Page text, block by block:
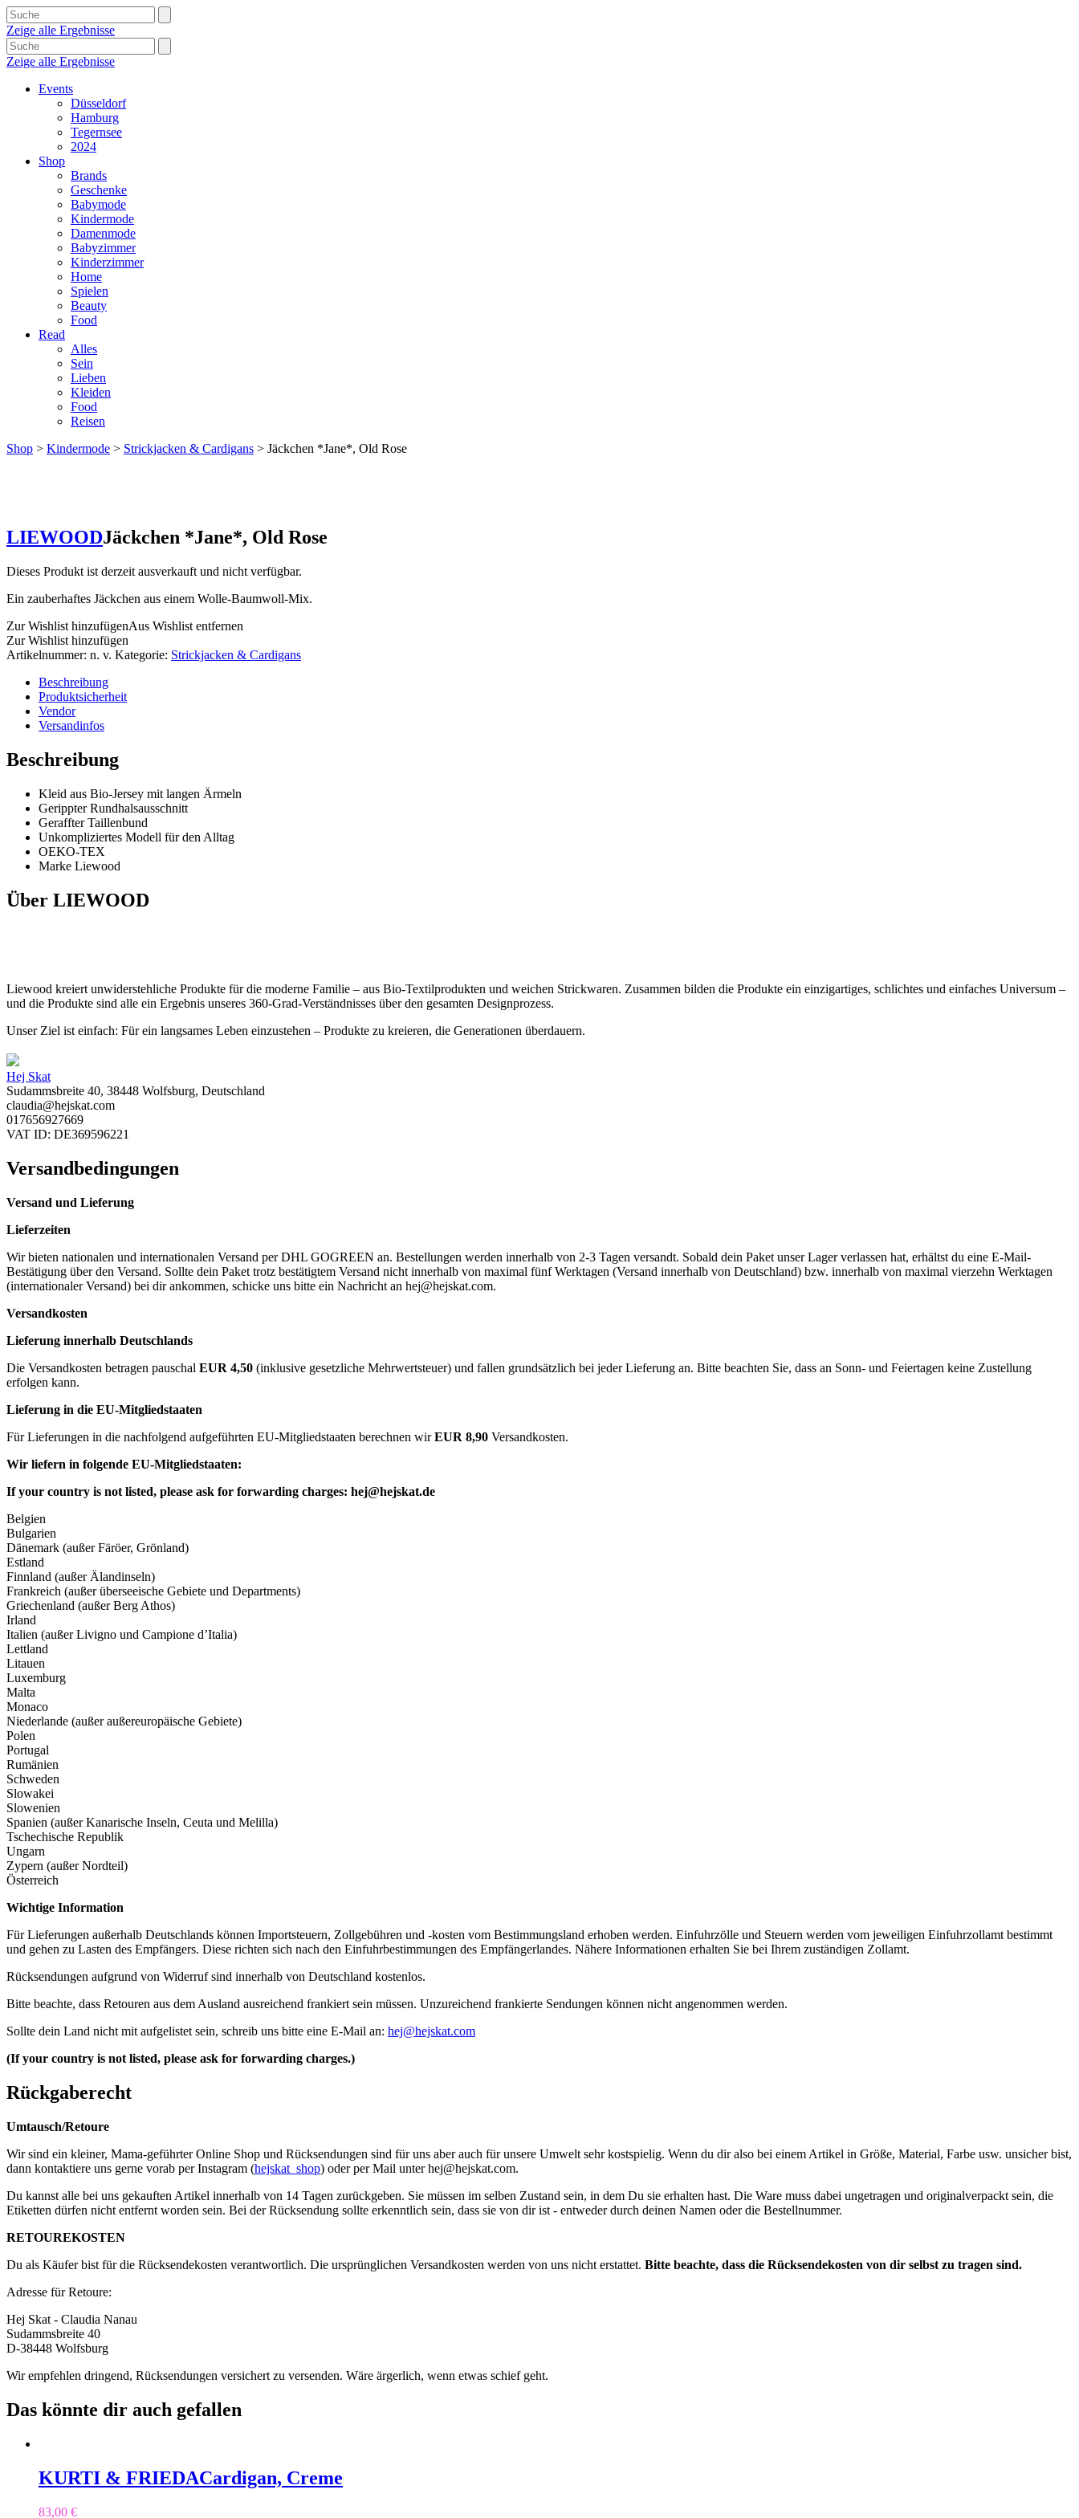
Zeige alle Ergebnisse
Zeige alle Ergebnisse
Events
Düsseldorf
Hamburg
Tegernsee
2024
Shop
Brands
Geschenke
Babymode
Kindermode
Damenmode
Babyzimmer
Kinderzimmer
Home
Spielen
Beauty
Food
Read
Alles
Sein
Lieben
Kleiden
Food
Reisen
Shop > Kindermode > Strickjacken & Cardigans > Jäckchen *Jane*, Old Rose
LIEWOODJäckchen *Jane*, Old Rose
Dieses Produkt ist derzeit ausverkauft und nicht verfügbar.
Ein zauberhaftes Jäckchen aus einem Wolle-Baumwoll-Mix.
Zur Wishlist hinzufügenAus Wishlist entfernen
Zur Wishlist hinzufügen
Artikelnummer: n. v. Kategorie: Strickjacken & Cardigans
Beschreibung
Produktsicherheit
Vendor
Versandinfos
Beschreibung
Kleid aus Bio-Jersey mit langen Ärmeln
Gerippter Rundhalsausschnitt
Geraffter Taillenbund
Unkompliziertes Modell für den Alltag
OEKO-TEX
Marke Liewood
Über LIEWOOD
Liewood kreiert unwiderstehliche Produkte für die moderne Familie – aus Bio-Textilprodukten und weichen Strickwaren. Zusammen bilden die Produkte ein einzigartiges, schlichtes und einfaches Universum –
und die Produkte sind alle ein Ergebnis unseres 360-Grad-Verständnisses über den gesamten Designprozess.
Unser Ziel ist einfach: Für ein langsames Leben einzustehen – Produkte zu kreieren, die Generationen überdauern.
Hej Skat
Sudammsbreite 40, 38448 Wolfsburg, Deutschland
claudia@hejskat.com
017656927669
VAT ID: DE369596221
Versandbedingungen
Versand und Lieferung
Lieferzeiten
Wir bieten nationalen und internationalen Versand per DHL GOGREEN an. Bestellungen werden innerhalb von 2-3 Tagen versandt. Sobald dein Paket unser Lager verlassen hat, erhältst du eine E-Mail-
Bestätigung über den Versand. Sollte dein Paket trotz bestätigtem Versand nicht innerhalb von maximal fünf Werktagen (Versand innerhalb von Deutschland) bzw. innerhalb von maximal vierzehn Werktagen
(internationaler Versand) bei dir ankommen, schicke uns bitte ein Nachricht an hej@hejskat.com.
Versandkosten
Lieferung innerhalb Deutschlands
Die Versandkosten betragen pauschal EUR 4,50 (inklusive gesetzliche Mehrwertsteuer) und fallen grundsätzlich bei jeder Lieferung an. Bitte beachten Sie, dass an Sonn- und Feiertagen keine Zustellung
erfolgen kann.
Lieferung in die EU-Mitgliedstaaten
Für Lieferungen in die nachfolgend aufgeführten EU-Mitgliedstaaten berechnen wirEUR 8,90 Versandkosten.
Wir liefern in folgende EU-Mitgliedstaaten:
If your country is not listed, please ask for forwarding charges: hej@hejskat.de
Belgien
Bulgarien
Dänemark (außer Färöer, Grönland)
Estland
Finnland (außer Älandinseln)
Frankreich (außer überseeische Gebiete und Departments)
Griechenland (außer Berg Athos)
Irland
Italien (außer Livigno und Campione d’Italia)
Lettland
Litauen
Luxemburg
Malta
Monaco
Niederlande (außer außereuropäische Gebiete)
Polen
Portugal
Rumänien
Schweden
Slowakei
Slowenien
Spanien (außer Kanarische Inseln, Ceuta und Melilla)
Tschechische Republik
Ungarn
Zypern (außer Nordteil)
Österreich
Wichtige Information
Für Lieferungen außerhalb Deutschlands können Importsteuern, Zollgebühren und -kosten vom Bestimmungsland erhoben werden. Einfuhrzölle und Steuern werden vom jeweiligen Einfuhrzollamt bestimmt
und gehen zu Lasten des Empfängers. Diese richten sich nach den Einfuhrbestimmungen des Empfängerlandes. Nähere Informationen erhalten Sie bei Ihrem zuständigen Zollamt.
Rücksendungen aufgrund von Widerruf sind innerhalb von Deutschland kostenlos.
Bitte beachte, dass Retouren aus dem Ausland ausreichend frankiert sein müssen. Unzureichend frankierte Sendungen können nicht angenommen werden.
Sollte dein Land nicht mit aufgelistet sein, schreib uns bitte eine E-Mail an: hej@hejskat.com
(If your country is not listed, please ask for forwarding charges.)
Rückgaberecht
Umtausch/Retoure
Wir sind ein kleiner, Mama-geführter Online Shop und Rücksendungen sind für uns aber auch für unsere Umwelt sehr kostspielig. Wenn du dir also bei einem Artikel in Größe, Material, Farbe usw. unsicher bist,
dann kontaktiere uns gerne vorab per Instagram (hejskat_shop) oder per Mail unterhej@hejskat.com.
Du kannst alle bei uns gekauften Artikel innerhalb von 14 Tagen zurückgeben. Sie müssen im selben Zustand sein, in dem Du sie erhalten hast. Die Ware muss dabei ungetragen und originalverpackt sein, die
Etiketten dürfen nicht entfernt worden sein. Bei der Rücksendung sollte erkenntlich sein, dass sie von dir ist - entweder durch deinen Namen oder die Bestellnummer.
RETOUREKOSTEN
Du als Käufer bist für die Rücksendekosten verantwortlich. Die ursprünglichen Versandkosten werden von uns nicht erstattet. Bitte beachte, dass die Rücksendekosten von dir selbst zu tragen sind.
Adresse für Retoure:
Hej Skat - Claudia Nanau
Sudammsbreite 40
D-38448 Wolfsburg
Wir empfehlen dringend, Rücksendungen versichert zu versenden. Wäre ärgerlich, wenn etwas schief geht.
Das könnte dir auch gefallen
KURTI & FRIEDACardigan, Creme
83,00 €